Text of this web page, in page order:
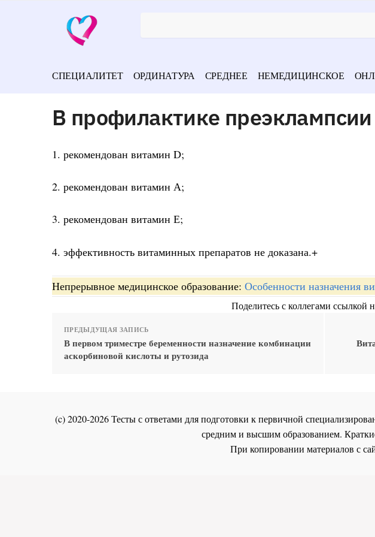
СПЕЦИАЛИТЕТ ОРДИНАТУРА СРЕДНЕЕ НЕМЕДИЦИНСКОЕ
В профилактике преэклампсии
1. рекомендован витамин D;
2. рекомендован витамин А;
3. рекомендован витамин Е;
4. эффективность витаминных препаратов не доказана.+
Непрерывное медицинское образование: Особенности назначения
Поделитесь с коллегами ссылкой
ПРЕДЫДУЩАЯ ЗАПИСЬ
В первом триместре беременности назначение комбинации
аскорбиновой кислоты и рутозида
(c) 2020-2026 Тесты с ответами для подготовки к первичной
средним и высшим образованием.
При копировании материалов с